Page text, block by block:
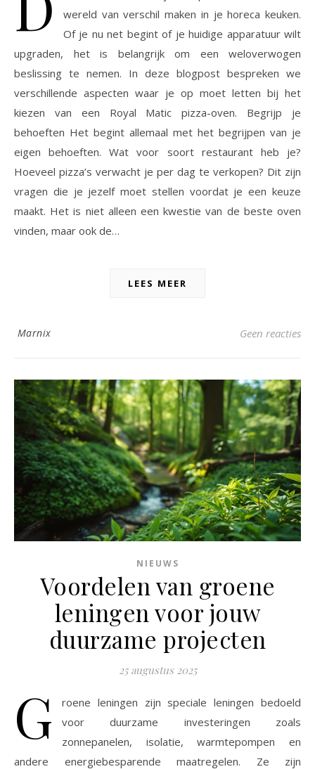
wereld van verschil maken in je horeca keuken.
Of je nu net begint of je huidige apparatuur wilt
upgraden, het is belangrijk om een weloverwogen
beslissing te nemen. In deze blogpost bespreken we
verschillende aspecten waar je op moet letten bij het
kiezen van een Royal Matic pizza-oven. Begrijp je
behoeften Het begint allemaal met het begrijpen van je
eigen behoeften. Wat voor soort restaurant heb je?
Hoeveel pizza’s verwacht je per dag te verkopen? Dit zijn
vragen die je jezelf moet stellen voordat je een keuze
maakt. Het is niet alleen een kwestie van de beste oven
vinden, maar ook de…
LEES MEER
Marnix Geen reacties
NIEUWS
Voordelen van groene
leningen voor jouw
duurzame projecten
25 augustus 2025
G
roene leningen zijn speciale leningen bedoeld
voor duurzame investeringen zoals
zonnepanelen, isolatie, warmtepompen en
andere energiebesparende maatregelen. Ze zijn